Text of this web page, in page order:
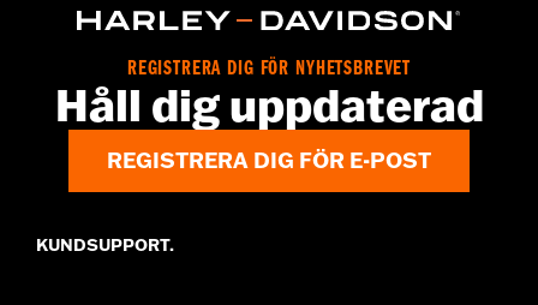
Imported
Dimension Description:SHAFT HEIGHT: 14” / HEEL HEIGHT:
REGISTRERA DIG FÖR NYHETSBREVET
Håll dig uppdaterad
REGISTRERA DIG FÖR E-POST
KUNDSUPPORT.